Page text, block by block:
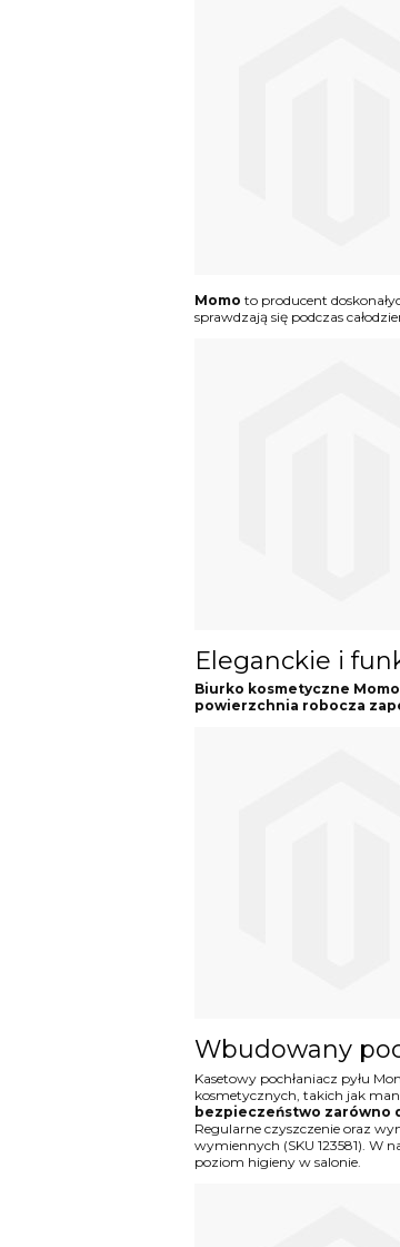
Momo to producent
sprawdzają się podczas
Eleganckie i
Biurko kosmetyczne
powierzchnia robocza
Wbudowany
Kasetowy pochłaniacz pyłu
kosmetycznych, takich jak
bezpieczeństwo zarówno
Regularne czyszczenie oraz
wymiennych (SKU 123581). W
poziom higieny w salonie.